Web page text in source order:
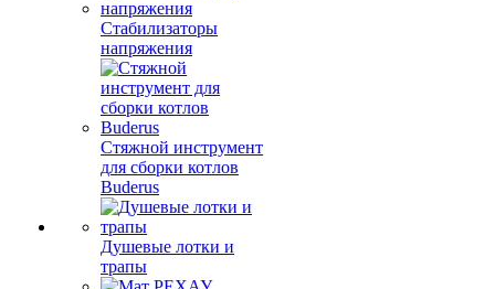
Стабилизаторы
напряжения
Стяжной инструмент
для сборки котлов
Buderus
Душевые лотки и
трапы